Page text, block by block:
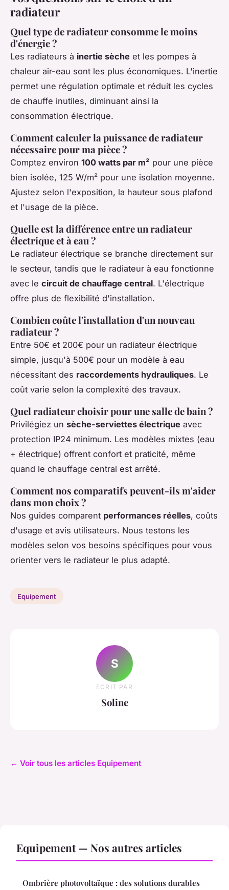
radiateur
Quel type de radiateur consomme le moins
d'énergie ?
Les radiateurs à inertie sèche et les pompes à
chaleur air-eau sont les plus économiques. L'inertie
permet une régulation optimale et réduit les cycles
de chauffe inutiles, diminuant ainsi la
consommation électrique.
Comment calculer la puissance de radiateur
nécessaire pour ma pièce ?
Comptez environ 100 watts par m² pour une pièce
bien isolée, 125 W/m² pour une isolation moyenne.
Ajustez selon l'exposition, la hauteur sous plafond
et l'usage de la pièce.
Quelle est la différence entre un radiateur
électrique et à eau ?
Le radiateur électrique se branche directement sur
le secteur, tandis que le radiateur à eau fonctionne
avec le circuit de chauffage central. L'électrique
offre plus de flexibilité d'installation.
Combien coûte l'installation d'un nouveau
radiateur ?
Entre 50€ et 200€ pour un radiateur électrique
simple, jusqu'à 500€ pour un modèle à eau
nécessitant des raccordements hydrauliques. Le
coût varie selon la complexité des travaux.
Quel radiateur choisir pour une salle de bain ?
Privilégiez un sèche-serviettes électrique avec
protection IP24 minimum. Les modèles mixtes (eau
+ électrique) offrent confort et praticité, même
quand le chauffage central est arrêté.
Comment nos comparatifs peuvent-ils m'aider
dans mon choix ?
Nos guides comparent performances réelles, coûts
d'usage et avis utilisateurs. Nous testons les
modèles selon vos besoins spécifiques pour vous
orienter vers le radiateur le plus adapté.
Equipement
S
ECRIT PAR
Soline
← Voir tous les articles Equipement
Equipement — Nos autres articles
Ombrière photovoltaïque : des solutions durables